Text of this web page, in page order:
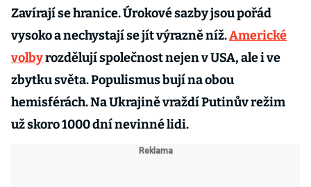
Zavírají se hranice. Úrokové sazby jsou pořád
vysoko a nechystají se jít výrazně níž.Americké
volbyrozdělují společnost nejen v USA, ale i ve
zbytku světa. Populismus bují na obou
hemisférách. Na Ukrajině vraždí Putinův režim
už skoro 1000 dní nevinné lidi.